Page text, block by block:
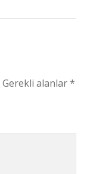
Gerekli alanlar*